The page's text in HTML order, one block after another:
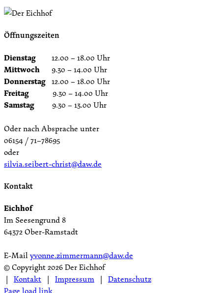
Öffnungszeiten
Dienstag 12.00 – 18.00 Uhr
Mittwoch 9.30 – 14.00 Uhr
Donnerstag 12.00 – 18.00 Uhr
Freitag 9.30 – 14.00 Uhr
Samstag 9.30 – 13.00 Uhr
Oder nach Absprache unter
06154 / 71–78695
oder
silvia.seibert-christ@daw.de
Kontakt
Eichhof
Im Seesengrund 8
64372 Ober-Ramstadt
E-Mailyvonne.zimmermann@daw.de
© Copyright2026 Der Eichhof
| Kontakt | Impressum | Datenschutz
Page load link